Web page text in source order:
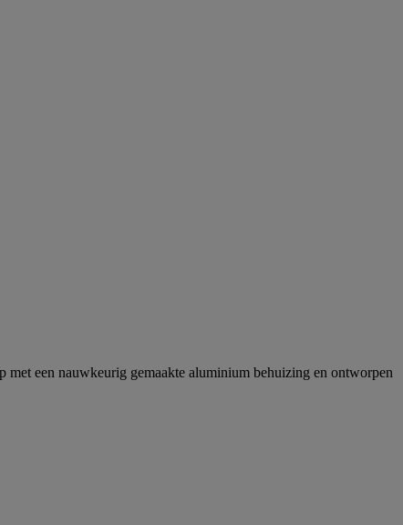
een nauwkeurig gemaakte aluminium behuizing en ontworpen